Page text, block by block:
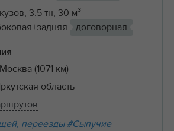
3.5 тн, 30 м³
договорная
(1071 км)
область
переезды #Сыпучие